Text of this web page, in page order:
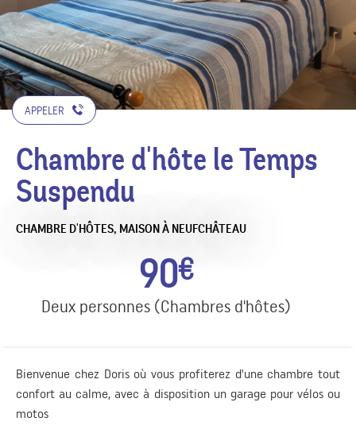
APPELER
Chambre d'hôte le Temps
Suspendu
CHAMBRE D'HÔTES, MAISONÀ NEUFCHÂTEAU
90€
Deux personnes (Chambres d'hôtes)
Bienvenue chez Doris où vous profiterez d'une chambre tout
confort au calme, avec à disposition un garage pour vélos ou
motos